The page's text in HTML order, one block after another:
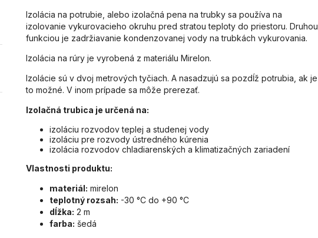
Izolácia na potrubie, alebo izolačná pena na trubky sa používa na
izolovanie vykurovacieho okruhu pred stratou teploty do priestoru. Druhou
funkciou je zadržiavanie kondenzovanej vody na trubkách vykurovania.
Izolácia na rúry je vyrobená z materiálu Mirelon.
Izolácie sú v dvoj metrových tyčiach. A nasadzujú sa pozdĺž potrubia, ak je
to možné. V inom prípade sa môže prerezať.
Izolačná trubica je určená na:
izoláciu rozvodov teplej a studenej vody
izoláciu pre rozvody ústredného kúrenia
izolácia rozvodov chladiarenských a klimatizačných zariadení
Vlastnosti produktu:
materiál: mirelon
teplotný rozsah: -30 °C do +90 °C
dĺžka: 2 m
farba: šedá